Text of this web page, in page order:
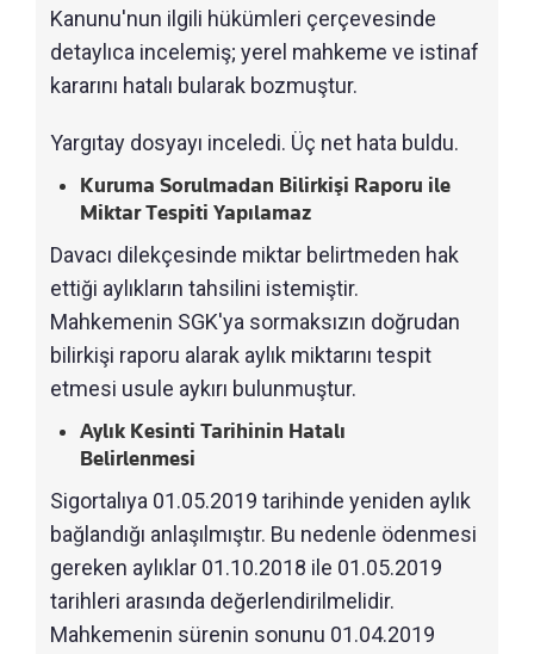
Kanunu'nun ilgili hükümleri çerçevesinde
detaylıca incelemiş; yerel mahkeme ve istinaf
kararını hatalı bularak bozmuştur.
Yargıtay dosyayı inceledi. Üç net hata buldu.
Kuruma Sorulmadan Bilirkişi Raporu ile
Miktar Tespiti Yapılamaz
Davacı dilekçesinde miktar belirtmeden hak
ettiği aylıkların tahsilini istemiştir.
Mahkemenin SGK'ya sormaksızın doğrudan
bilirkişi raporu alarak aylık miktarını tespit
etmesi usule aykırı bulunmuştur.
Aylık Kesinti Tarihinin Hatalı
Belirlenmesi
Sigortalıya 01.05.2019 tarihinde yeniden aylık
bağlandığı anlaşılmıştır. Bu nedenle ödenmesi
gereken aylıklar 01.10.2018 ile 01.05.2019
tarihleri arasında değerlendirilmelidir.
Mahkemenin sürenin sonunu 01.04.2019